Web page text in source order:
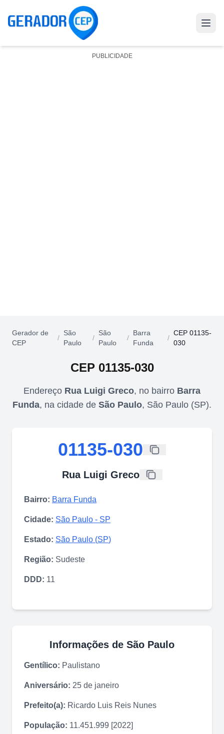
PUBLICIDADE
Gerador de
CEP
/
São
Paulo
/
São
Paulo
/
Barra
Funda
/
CEP 01135-
030
CEP 01135-030
Endereço Rua Luigi Greco, no bairro Barra
Funda, na cidade de São Paulo, São Paulo (SP).
01135-030
Rua Luigi Greco
Bairro: Barra Funda
Cidade: São Paulo - SP
Estado: São Paulo (SP)
Região: Sudeste
DDD: 11
Informações de São Paulo
Gentílico: Paulistano
Aniversário: 25 de janeiro
Prefeito(a): Ricardo Luis Reis Nunes
População: 11.451.999 [2022]